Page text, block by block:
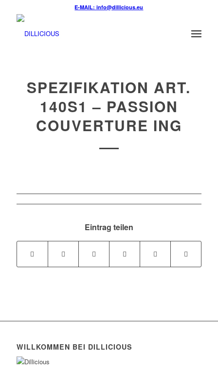
E-MAIL: info@dillicious.eu
SPEZIFIKATION ART.
140S1 – PASSION
COUVERTURE ING
Eintrag teilen
WILLKOMMEN BEI DILLICIOUS